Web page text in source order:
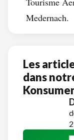
Medernach.
Les
dans